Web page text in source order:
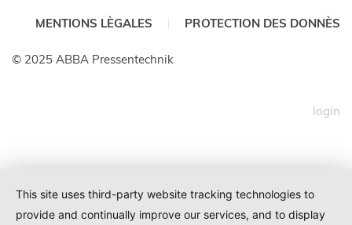
MENTIONS LÈGALES PROTECTION DES DONNÈS
© 2025 ABBA Pressentechnik
login
This site uses third-party website tracking technologies to
provide and continually improve our services, and to display